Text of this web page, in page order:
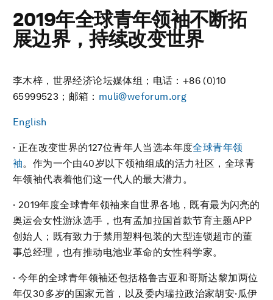
2019年全球青年领袖不断拓
展边界，持续改变世界
李木梓，世界经济论坛媒体组；电话：+86 (0)10
65999523；邮箱： muli@weforum.org
English
· 正在改变世界的127位青年人当选本年度全球青年领
袖。作为一个由40岁以下领袖组成的活力社区，全球青
年领袖代表着他们这一代人的最大潜力。
· 2019年度全球青年领袖来自世界各地，既有最为闪亮的
奥运会女性游泳选手，也有孟加拉国首款节育主题APP
创始人；既有致力于禁用塑料包装的大型连锁超市的董
事总经理，也有推动电池业革命的女性科学家。
· 今年的全球青年领袖还包括格鲁吉亚和哥斯达黎加两位
年仅30多岁的国家元首，以及委内瑞拉政治家胡安·瓜伊